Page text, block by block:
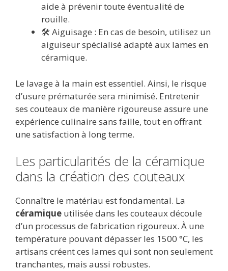
aide à prévenir toute éventualité de
rouille.
🛠️ Aiguisage : En cas de besoin, utilisez un
aiguiseur spécialisé adapté aux lames en
céramique.
Le lavage à la main est essentiel. Ainsi, le risque
d’usure prématurée sera minimisé. Entretenir
ses couteaux de manière rigoureuse assure une
expérience culinaire sans faille, tout en offrant
une satisfaction à long terme.
Les particularités de la céramique
dans la création des couteaux
Connaître le matériau est fondamental. La
céramique utilisée dans les couteaux découle
d’un processus de fabrication rigoureux. À une
température pouvant dépasser les 1500 °C, les
artisans créent ces lames qui sont non seulement
tranchantes, mais aussi robustes.